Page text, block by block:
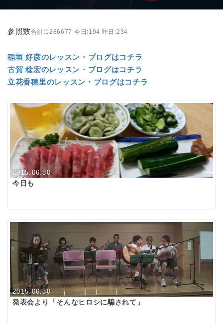
参照数合計:1286677 今日:194 昨日:234
稲垣 好彦のレッスン・ブログはコチラ
古賀 稔宏のレッスン・ブログはコチラ
立花香穂里のレッスン・ブログはコチラ
2015.06.30
今日も
2015.06.30
発表会より「そんなヒロシに騙されて」